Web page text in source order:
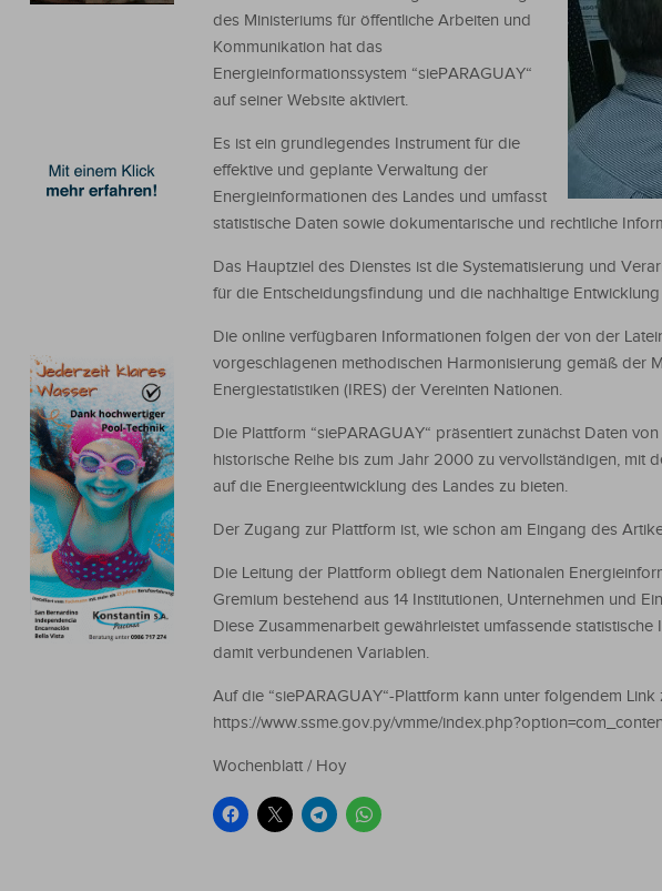
des Ministeriums für öffentliche Arbeiten und
Kommunikation hat das
Energieinformationssystem “siePARAGUAY“
auf seiner Website aktiviert.
Es ist ein grundlegendes Instrument für die
effektive und geplante Verwaltung der
Energieinformationen des Landes und umfasst
statistische Daten sowie dokumentarische und rechtliche
Das Hauptziel des Dienstes ist die Systematisierung und
für die Entscheidungsfindung und die nachhaltige
Die online verfügbaren Informationen folgen der von der
vorgeschlagenen methodischen Harmonisierung gemäß der
Energiestatistiken (IRES) der Vereinten Nationen.
Die Plattform “siePARAGUAY“ präsentiert zunächst Daten
historische Reihe bis zum Jahr 2000 zu vervollständigen, mit
auf die Energieentwicklung des Landes zu bieten.
Der Zugang zur Plattform ist, wie schon am Eingang des
Die Leitung der Plattform obliegt dem Nationalen
Gremium bestehend aus 14 Institutionen, Unternehmen und
Diese Zusammenarbeit gewährleistet umfassende
damit verbundenen Variablen.
Auf die “siePARAGUAY“-Plattform kann unter folgendem
https://www.ssme.gov.py/vmme/
Wochenblatt / Hoy